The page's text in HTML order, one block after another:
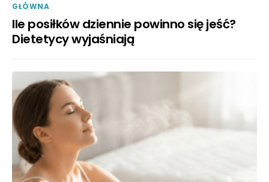
GŁÓWNA
Ile posiłków dziennie powinno się jeść?
Dietetycy wyjaśniają